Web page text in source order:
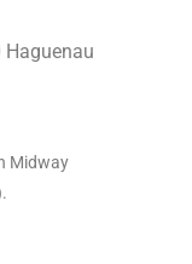
Haguenau
Midway